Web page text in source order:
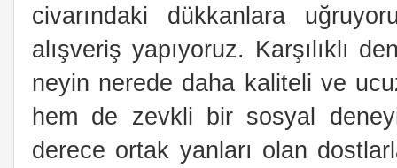
civarındaki dükkanlara
alışveriş yapıyoruz. Karşılıklı
neyin nerede daha kaliteli ve
hem de zevkli bir sosyal
derece ortak yanları olan